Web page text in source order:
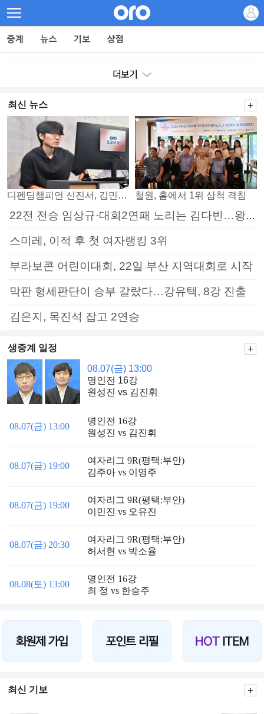
최신 뉴스
디펜딩챔피언 신진서, 김민석 꺾고 8강으로 철원, 홈에서 1위 삼척 격침
22전 전승 임상규·대회2연패 노리는 김다빈…왕중왕전 16강 7일부터
스미레, 이적 후 첫 여자랭킹 3위
부라보콘 어린이대회, 22일 부산 지역대회로 시작
막판 형세판단이 승부 갈랐다…강유택, 8강 진출
김은지, 목진석 잡고 2연승
생중계 일정
08.07(금) 13:00
명인전 16강
원성진 vs 김진휘
08.07(금) 13:00
명인전 16강
원성진 vs 김진휘
08.07(금) 19:00
여자리그 9R(평택:부안)
김주아 vs 이영주
08.07(금) 19:00
여자리그 9R(평택:부안)
이민진 vs 오유진
08.07(금) 20:30
여자리그 9R(평택:부안)
허서현 vs 박소율
08.08(토) 13:00
명인전 16강
최 정 vs 한승주
최신 기보